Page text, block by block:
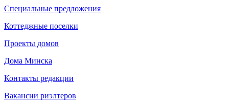
Специальные предложения
Коттеджные поселки
Проекты домов
Дома Минска
Контакты редакции
Вакансии риэлтеров